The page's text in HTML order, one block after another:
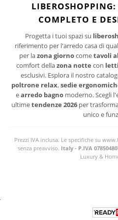
I suoi dati personali verranno trattati per le
Per maggiori informazioni sul trattamento dei
COMPLETO E
Progetta i tuoi spazi su
riferimento per l'arredo casa di
per lazona giornocometavoli
comfort dellazona notte con
esclusivi. Esplora il nostro
poltrone relax,sedie
earredo bagno moderno. Scegli
ultimetendenze 2026 per
unico e
Prezzi IVA inclusa. Le specifiche su
senza preavviso. Italy - P.IVA
Luxury &